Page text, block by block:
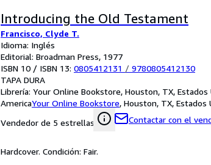
Introducing the Old Testament
Francisco, Clyde T.
Idioma: Inglés
Editorial: Broadman Press, 1977
ISBN 10 / ISBN 13: 0805412131 / 9780805412130
TAPA DURA
Librería: Your Online Bookstore, Houston, TX, Estados
AmericaYour Online Bookstore, Houston, TX, Estados
Vendedor de 5 estrellas
Contactar con el
Hardcover. Condición: Fair.